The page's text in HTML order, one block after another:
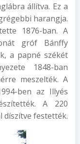
állítva. Ez a
harangja.
1876-ban. A
gróf Bánffy
a papné székét
1848-ban
meszelték. A
ben az Illyés
A 220
díszítve festették.